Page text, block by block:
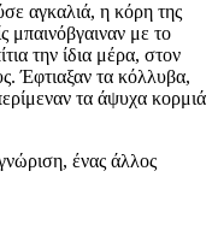
αγκαλιά, η κόρη της
μπαινόβγαιναν με το
την ίδια μέρα, στον
Έφτιαξαν τα κόλλυβα,
τα άψυχα κορμιά
ένας άλλος